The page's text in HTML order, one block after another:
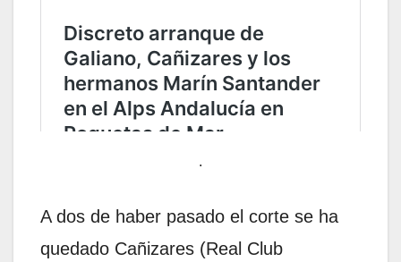
.
A dos de haber pasado el corte se ha
quedado Cañizares (Real Club